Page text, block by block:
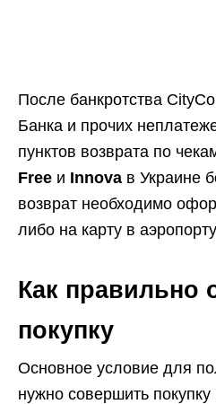
После банкротства
Банка и прочих
пунктов возврата по
Free и Innova в Украине
возврат необходимо
либо на карту в
Как правильно
покупку
Основное условие для
нужно совершить